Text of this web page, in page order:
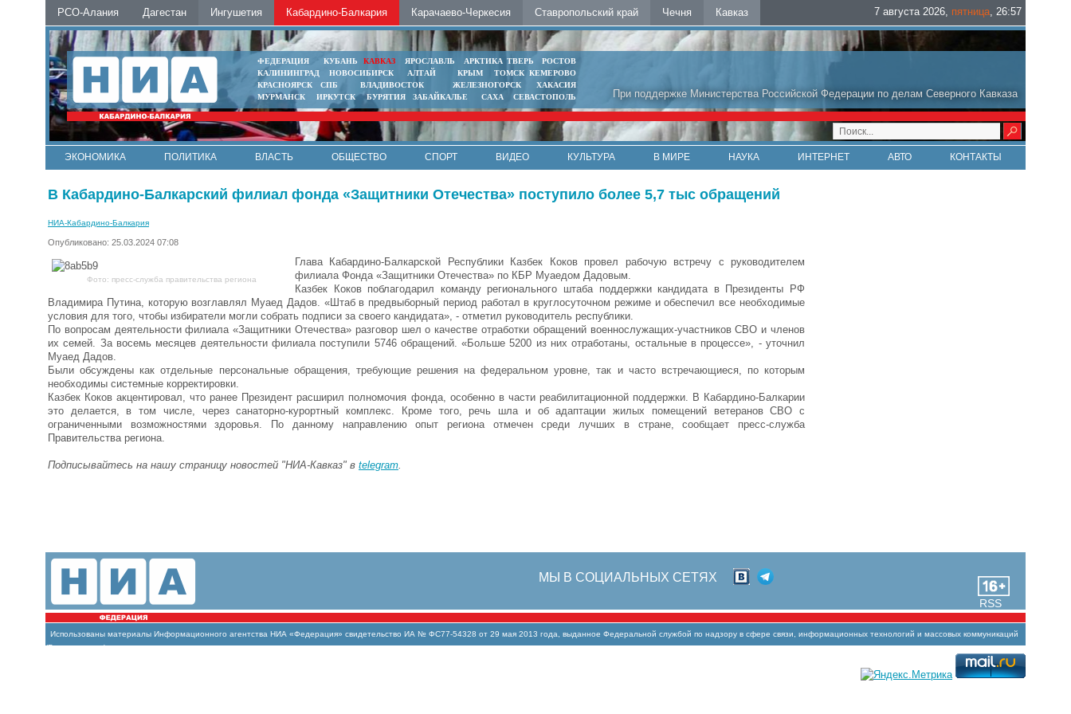
РСО-Алания Дагестан Ингушетия Кабардино-Балкария Карачаево-Черкесия Ставропольский край Чечня Кавказ 7 августа 2026, пятница, 26:57
При поддержке Министерства Российской Федерации по делам Северного Кавказа
ФЕДЕРАЦИЯ КУБАНЬ КАВКАЗ ЯРОСЛАВЛЬ АРКТИКА ТВЕРЬ
РОСТОВ
КАЛИНИНГРАД
НОВОСИБИРСК АЛТАЙ КРЫМ ТОМСК КЕМЕРОВО
КРАСНОЯРСК
СПБ ВЛАДИВОСТОК ЖЕЛЕЗНОГОРСК
ХАКАСИЯ
МУРМАНСК
ИРКУТСК БУРЯТИЯ ЗАБАЙКАЛЬЕ САХА СЕВАСТОПОЛЬ
ЭКОНОМИКА ПОЛИТИКА ВЛАСТЬ ОБЩЕСТВО СПОРТ ВИДЕО КУЛЬТУРА В МИРЕ НАУКА ИНТЕРНЕТ АВТО КОНТАКТЫ
В Кабардино-Балкарский филиал фонда «Защитники Отечества» поступило более 5,7 тыс обращений
НИА-Кабардино-Балкария
Опубликовано: 25.03.2024 07:08
Фото: пресс-служба правительства региона
Глава Кабардино-Балкарской Республики Казбек Коков провел рабочую встречу с руководителем
филиала Фонда «Защитники Отечества» по КБР Муаедом Дадовым.
Казбек Коков поблагодарил команду регионального штаба поддержки кандидата в Президенты РФ
Владимира Путина, которую возглавлял Муаед Дадов. «Штаб в предвыборный период работал в круглосуточном режиме и обеспечил все необходимые
условия для того, чтобы избиратели могли собрать подписи за своего кандидата», - отметил руководитель республики.
По вопросам деятельности филиала «Защитники Отечества» разговор шел о качестве отработки обращений военнослужащих-участников СВО и членов
их семей. За восемь месяцев деятельности филиала поступили 5746 обращений. «Больше 5200 из них отработаны, остальные в процессе», - уточнил
Муаед Дадов.
Были обсуждены как отдельные персональные обращения, требующие решения на федеральном уровне, так и часто встречающиеся, по которым
необходимы системные корректировки.
Казбек Коков акцентировал, что ранее Президент расширил полномочия фонда, особенно в части реабилитационной поддержки. В Кабардино-Балкарии
это делается, в том числе, через санаторно-курортный комплекс. Кроме того, речь шла и об адаптации жилых помещений ветеранов СВО с
ограниченными возможностями здоровья. По данному направлению опыт региона отмечен среди лучших в стране, сообщает пресс-служба
Правительства региона.
Подписывайтесь на нашу страницу новостей "НИА-Кавказ" в telegram
RSS
МЫ В СОЦИАЛЬНЫХ СЕТЯХ
Использованы материалы Информационного агентства НИА «Федерация» свидетельство ИА № ФС77-54328 от 29 мая 2013 года, выданное Федеральной службой по надзору в сфере связи, информационных технологий и массовых коммуникаций
(Роскомнадзор)